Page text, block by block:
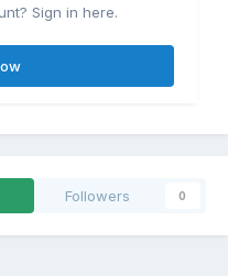
Sign in here.
Followers 0